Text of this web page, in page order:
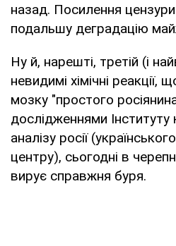
назад. Посилення
подальшу деградацію
Ну й, нарешті, третій (і
невидимі хімічні реакції,
мозку "простого
дослідженнями Інституту
аналізу росії
центру), сьогодні в
вирує справжня буря.